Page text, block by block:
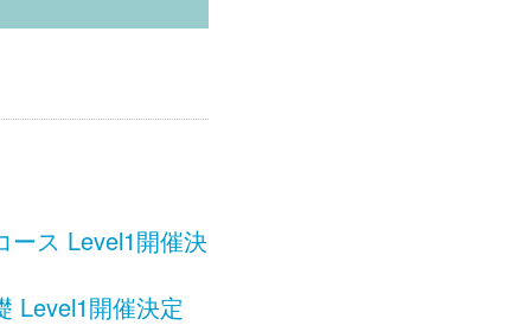
ース Level1開催決
Level1開催決定